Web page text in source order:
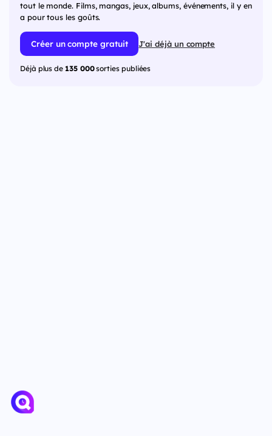
tout le monde. Films, mangas, jeux, albums, événements, il y en
a pour tous les goûts.
Créer un compte gratuit J'ai déjà un compte
Déjà plus de 135 000sorties publiées